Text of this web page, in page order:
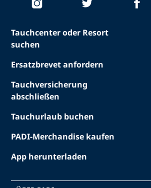
Tauchcenter oder Resort
suchen
Ersatzbrevet anfordern
Tauchversicherung
abschließen
Tauchurlaub buchen
PADI-Merchandise kaufen
App herunterladen